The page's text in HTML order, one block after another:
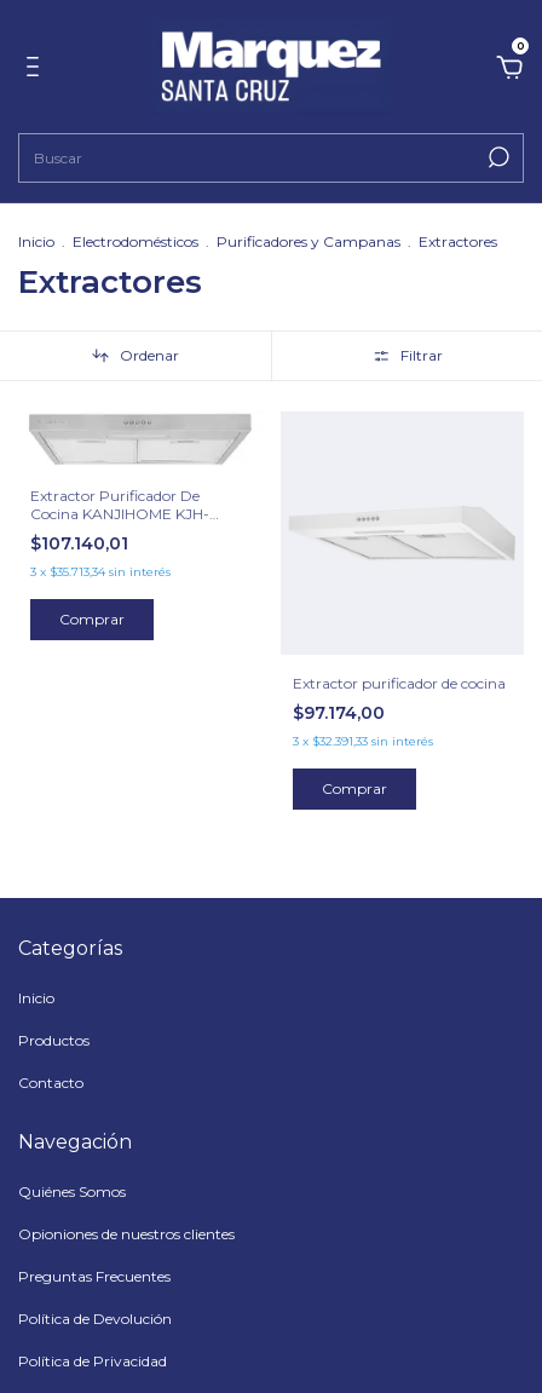
0
Inicio . Electrodomésticos . Purificadores y Campanas . Extractores
Extractores
Ordenar Filtrar
Extractor Purificador De
Cocina KANJIHOME KJH-
AIREEXPURI120L
$107.140,01
3 x $35.713,34 sin interés
Comprar
Extractor purificador de cocina
$97.174,00
3 x $32.391,33 sin interés
Comprar
Categorías
Inicio
Productos
Contacto
Navegación
Quiénes Somos
Opioniones de nuestros clientes
Preguntas Frecuentes
Política de Devolución
Política de Privacidad